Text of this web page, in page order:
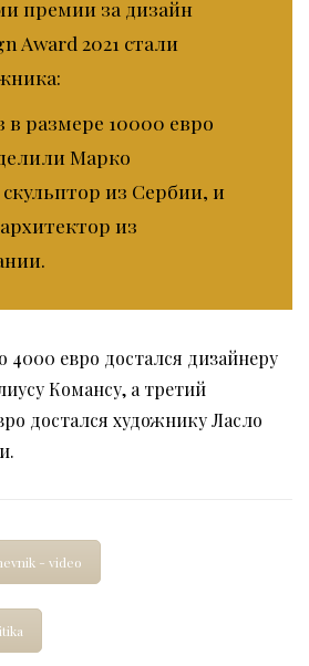
премии за дизайн
Award 2021 стали
размере 10000 евро
Марко
из Сербии, и
из
евро достался дизайнеру
Комансу, а третий
достался художнику Ласло
- video